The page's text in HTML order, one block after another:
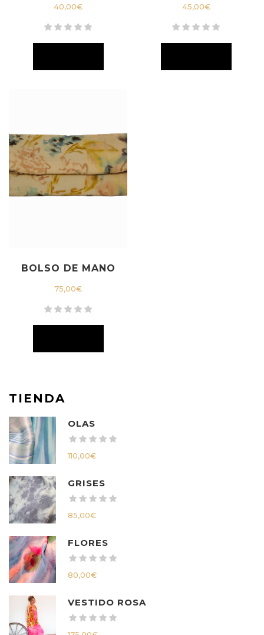
40,00€ 45,00€
BOLSO DE MANO
75,00€
TIENDA
OLAS
110,00€
GRISES
85,00€
FLORES
80,00€
VESTIDO ROSA